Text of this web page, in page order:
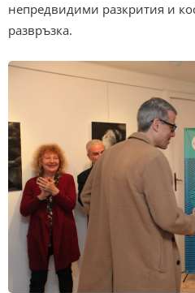
непредвидими разкрития и
развръзка.